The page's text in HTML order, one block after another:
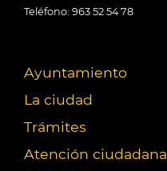
Teléfono: 963 52 54 78
Ayuntamiento
La ciudad
Trámites
Atención ciudadana